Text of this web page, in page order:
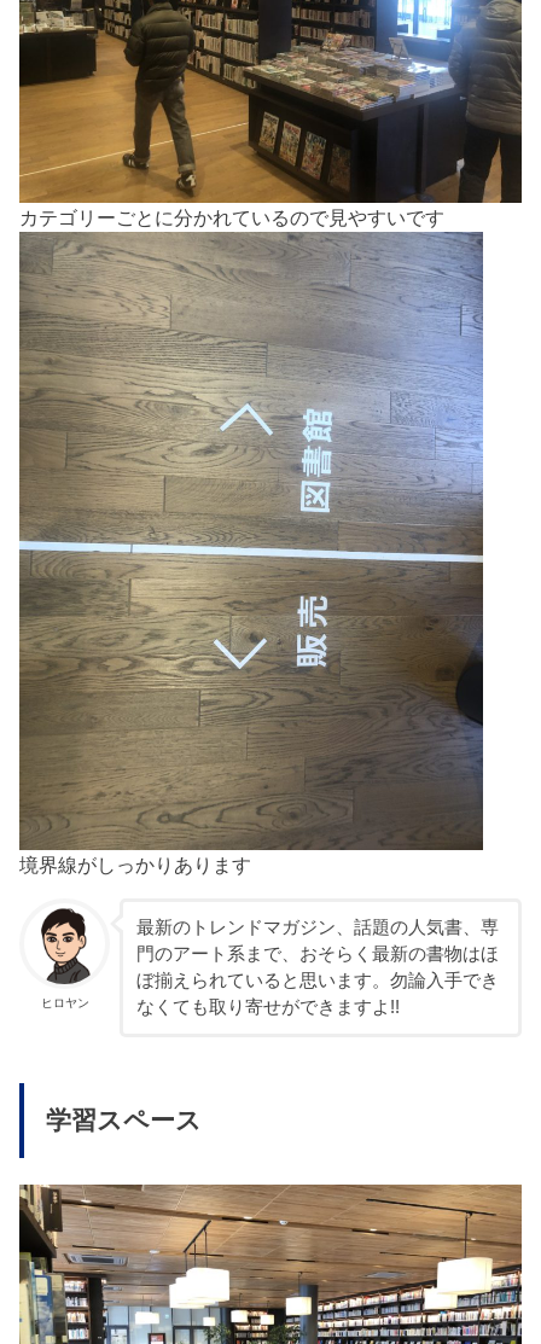
カテゴリーごとに分かれているので見やすいです
境界線がしっかりあります
ヒロヤン
最新のトレンドマガジン、話題の人気書、専
門のアート系まで、おそらく最新の書物はほ
ぼ揃えられていると思います。勿論入手でき
なくても取り寄せができますよ!!
学習スペース